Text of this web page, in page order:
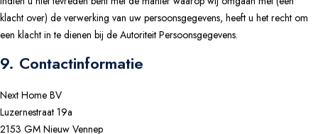
klacht over) de verwerking van uw persoonsgegevens, heeft u het recht om
een klacht in te dienen bij de Autoriteit Persoonsgegevens.
9. Contactinformatie
Next Home BV
Luzernestraat 19a
2153 GM Nieuw Vennep